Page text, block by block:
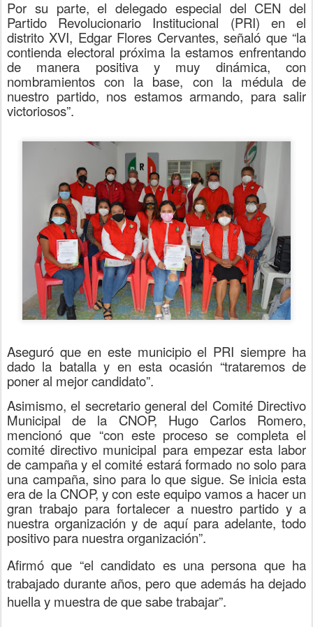
Por su parte, el delegado especial del CEN del
Partido Revolucionario Institucional (PRI) en el
distrito XVI, Edgar Flores Cervantes, señaló que “la
contienda electoral próxima la estamos enfrentando
de manera positiva y muy dinámica, con
nombramientos con la base, con la médula de
nuestro partido, nos estamos armando, para salir
victoriosos”.
Aseguró que en este municipio el PRI siempre ha
dado la batalla y en esta ocasión “trataremos de
poner al mejor candidato”.
Asimismo, el secretario general del Comité Directivo
Municipal de la CNOP, Hugo Carlos Romero,
mencionó que “con este proceso se completa el
comité directivo municipal para empezar esta labor
de campaña y el comité estará formado no solo para
una campaña, sino para lo que sigue. Se inicia esta
era de la CNOP, y con este equipo vamos a hacer un
gran trabajo para fortalecer a nuestro partido y a
nuestra organización y de aquí para adelante, todo
positivo para nuestra organización”.
Afirmó que “el candidato es una persona que ha
trabajado durante años, pero que además ha dejado
huella y muestra de que sabe trabajar”.